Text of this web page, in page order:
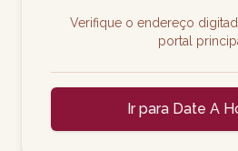
Verifique o endereço
portal
Ir para Date A